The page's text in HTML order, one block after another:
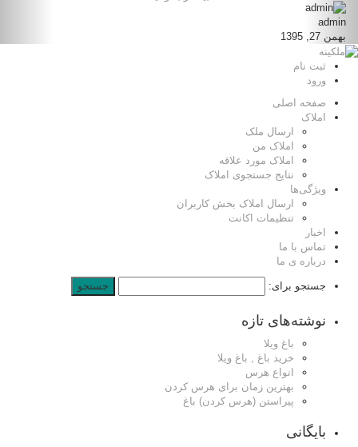
admin
بهمن 27, 1395
ثبت نام
ورود
صفحه اصلی
املاک
ارسال ملک
املاک من
املاک مورد علاقه
نتایج جستجوی املاک
ویژگی‌ها
ارسال املاک بخش کاربران
تنظیمات اکانت
اخبار
تماس با ما
درباره ی ما
جستجو برای:
نوشته‌های تازه
باغ ویلا
خرید باغ , باغ ویلا
انواع هرس
بهترین زمان برای هرس کردن
پیراستن (هرس کردن) باغ
بایگانی